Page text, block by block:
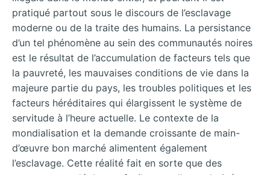
pratiqué partout sous le discours de l’esclavage
moderne ou de la traite des humains. La persistance
d’un tel phénomène au sein des communautés noires
est le résultat de l’accumulation de facteurs tels que
la pauvreté, les mauvaises conditions de vie dans la
majeure partie du pays, les troubles politiques et les
facteurs héréditaires qui élargissent le système de
servitude à l’heure actuelle. Le contexte de la
mondialisation et la demande croissante de main-
d’œuvre bon marché alimentent également
l’esclavage. Cette réalité fait en sorte que des